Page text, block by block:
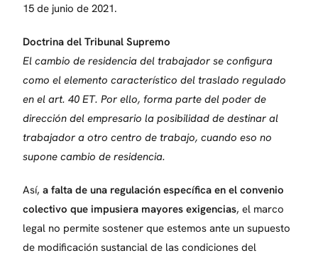
15 de junio de 2021.
Doctrina del Tribunal Supremo
El cambio de residencia del trabajador se configura
como el elemento característico del traslado regulado
en el art. 40 ET. Por ello, forma parte del poder de
dirección del empresario la posibilidad de destinar al
trabajador a otro centro de trabajo, cuando eso no
supone cambio de residencia.
Así,a falta de una regulación específica en el convenio
colectivo que impusiera mayores exigencias, el marco
legal no permite sostener que estemos ante un supuesto
de modificación sustancial de las condiciones del